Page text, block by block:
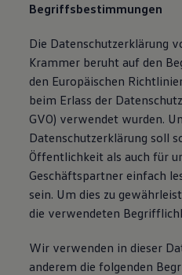
Begriffsbestimmungen
Die Datenschutzerklärung
Krammer beruht auf den
den Europäischen
beim Erlass der
GVO) verwendet wurden.
Datenschutzerklärung soll
Öffentlichkeit als auch für
Geschäftspartner einfach
sein. Um dies zu
die verwendeten
Wir verwenden in dieser
anderem die folgenden